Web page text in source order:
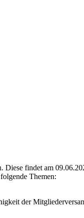
findet am
Themen:
der